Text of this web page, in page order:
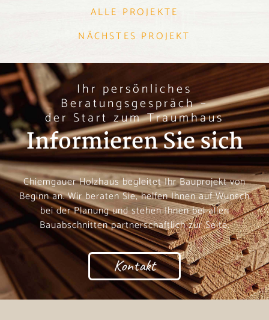
ALLE PROJEKTE
NÄCHSTES PROJEKT
Informieren Sie sich
Ihr persönliches
Beratungsgespräch –
der Start zum Traumhaus
Chiemgauer Holzhaus begleitet Ihr Bauprojekt von
Beginn an. Wir beraten Sie, helfen Ihnen auf Wunsch
bei der Planung und stehen Ihnen bei allen
Bauabschnitten partnerschaftlich zur Seite.
Kontakt